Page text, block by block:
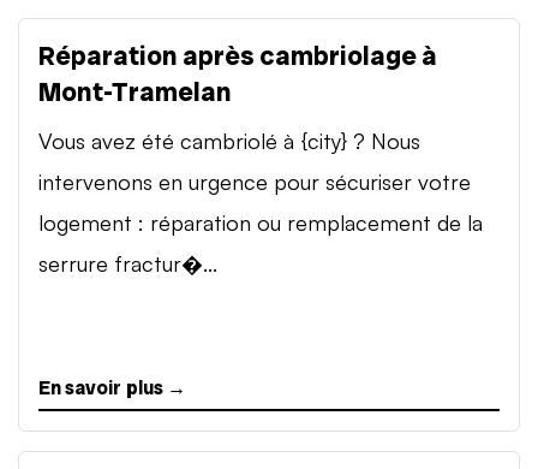
Réparation après cambriolage à
Mont-Tramelan
Vous avez été cambriolé à {city} ? Nous
intervenons en urgence pour sécuriser votre
logement : réparation ou remplacement de la
serrure fractur�...
En savoir plus →